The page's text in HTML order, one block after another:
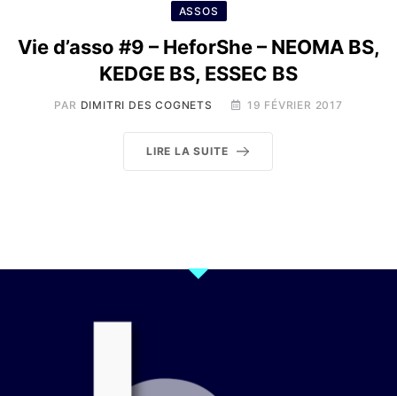
ASSOS
Vie d’asso #9 – HeforShe – NEOMA BS,
KEDGE BS, ESSEC BS
PAR DIMITRI DES COGNETS 19 FÉVRIER 2017
LIRE LA SUITE